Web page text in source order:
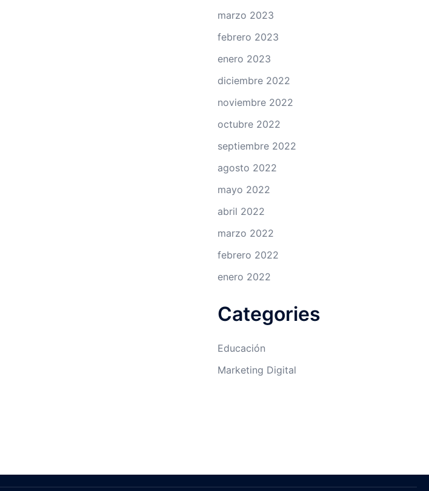
marzo 2023
febrero 2023
enero 2023
diciembre 2022
noviembre 2022
octubre 2022
septiembre 2022
agosto 2022
mayo 2022
abril 2022
marzo 2022
febrero 2022
enero 2022
Categories
Educación
Marketing Digital